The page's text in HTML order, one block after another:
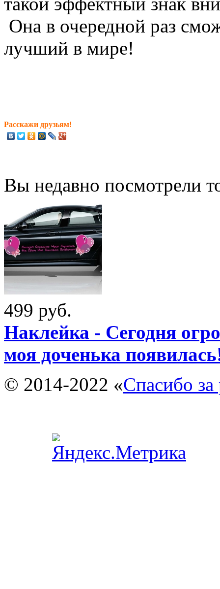
Она в очередной раз
лучший в мире!
Расскажи друзьям!
Вы недавно посмотрели
499 руб.
Наклейка - Сегодня
моя доченька
© 2014-2022 «Спасибо за